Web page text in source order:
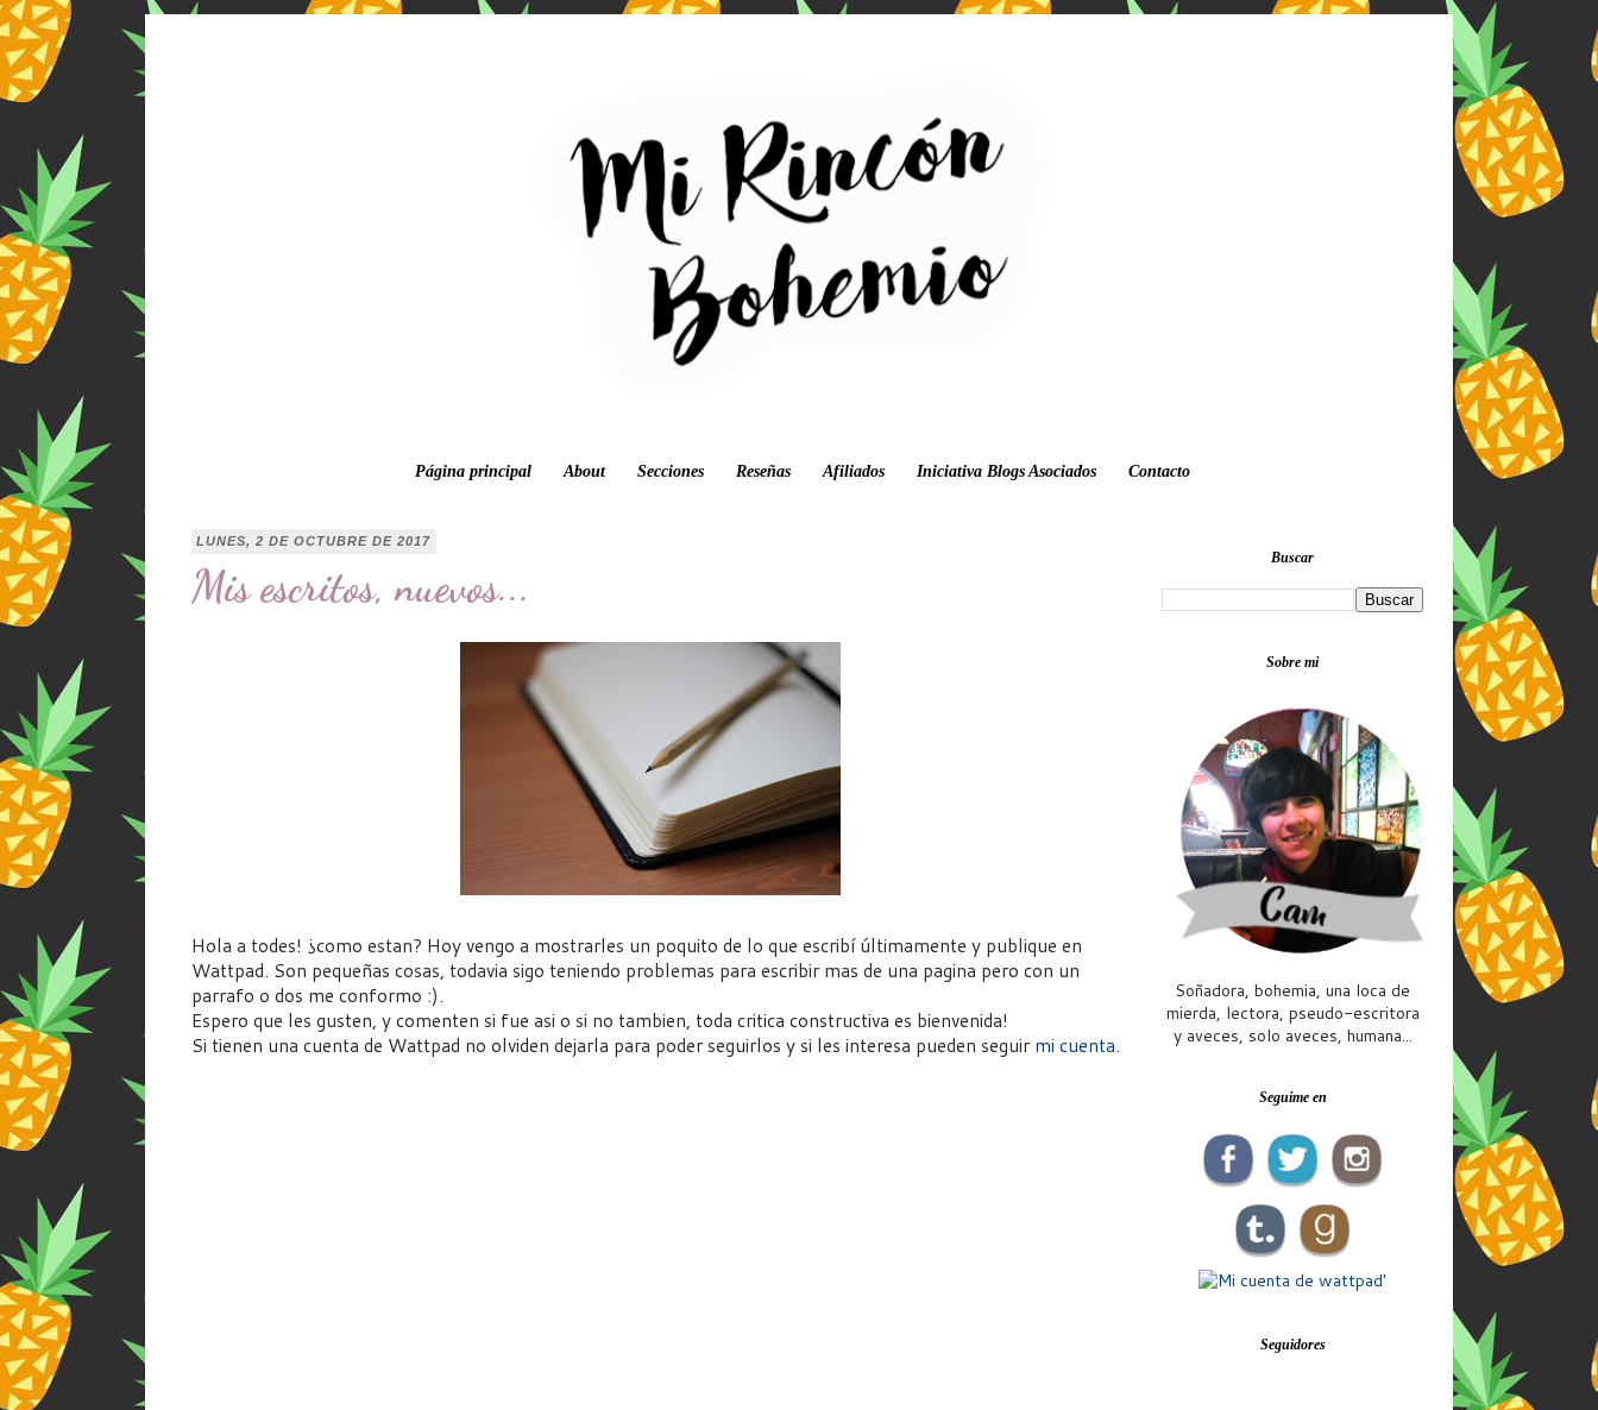
Página principal About Secciones Reseñas Afiliados Iniciativa Blogs Asociados Contacto
LUNES, 2 DE OCTUBRE DE 2017
Mis escritos, nuevos...
Hola a todes! ¿como estan? Hoy vengo a mostrarles un poquito de lo que escribí últimamente y publique en
Wattpad. Son pequeñas cosas, todavia sigo teniendo problemas para escribir mas de una pagina pero con un
parrafo o dos me conformo :).
Espero que les gusten, y comenten si fue asi o si no tambien, toda critica constructiva es bienvenida!
Si tienen una cuenta de Wattpad no olviden dejarla para poder seguirlos y si les interesa pueden seguirmi cuenta.
Buscar
Sobre mi
Soñadora, bohemia, una loca de
mierda, lectora, pseudo-escritora
y aveces, solo aveces, humana...
Seguime en
Seguidores